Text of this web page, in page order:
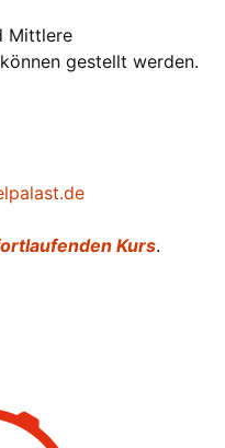
Mittlere
gestellt werden.
Kurs.